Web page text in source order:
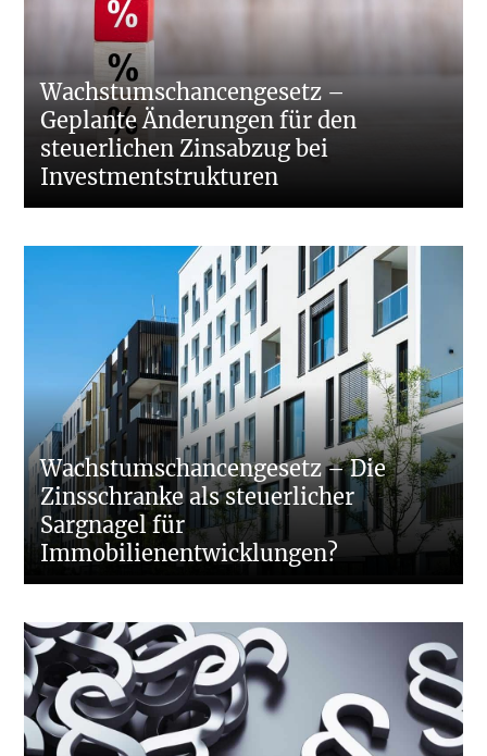
Wachstumschancengesetz –
Geplante Änderungen für den
steuerlichen Zinsabzug bei
Investmentstrukturen
Wachstumschancengesetz – Die
Zinsschranke als steuerlicher
Sargnagel für
Immobilienentwicklungen?